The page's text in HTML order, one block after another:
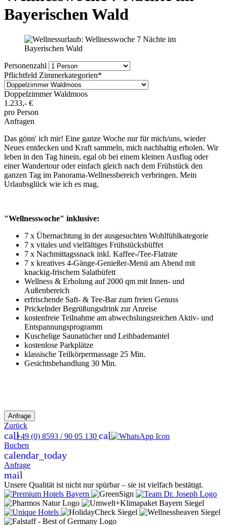
Bayerischen Wald
Personenzahl
Pflichtfeld Zimmerkategorien*
Doppelzimmer Waldmoos
1.233,- €
pro Person
Anfragen
Das gönn' ich mir! Eine ganze Woche nur für mich/uns, wieder
Neues entdecken und Kraft sammeln, mich nachhaltig erholen. Wir
leben in den Tag hinein, egal ob bei einem kleinen Ausflug oder
einer Wandertour oder einfach gleich nach dem Frühstück den
ganzen Tag im Panorama-Wellnessbereich verbringen. Mein
Urlaubsglück wie ich es mag.
"Wellnesswoche" inklusive:
7 x Übernachtung in der ausgesuchten Wohlfühlkategorie
7 x vitales und vielfältiges Frühstücksbüffet
7 x Nachmittagssnack inkl. Kaffee-/Tee-Flatrate
7 x kreatives 4-Gänge-Genießer-Menü am Abend mit
knackig-frischem Salatbüfett
Wellness & Erholung auf 2000 qm mit Innen- und
Außenbereich
erfrischende Saft- & Tee-Bar zum freien Genuss
Prickelnder Begrüßungsdrink zur Anreise
kostenfreie Teilnahme am abwechslungsreichen Aktiv- und
Entspannungsprogramm
Kuschelige Saunatücher und Leihbademantel
kostenlose Parkplätze
klassische Teilkörpermassage 25 Min.
Gesichtsbehandlung 30 Min.
Zurück
call+49 (0) 8593 / 90 05 130 call
Buchen
calendar_today
Anfrage
mail
Unsere Qualität ist nicht nur spürbar – sie ist vielfach bestätigt.